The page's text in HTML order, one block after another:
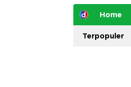
Home
Terpopuler